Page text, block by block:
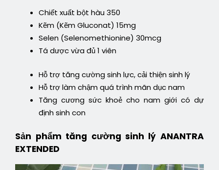
Chiết xuất bột hàu 350
Kẽm (Kẽm Gluconat) 15mg
Selen (Selenomethionine) 30mcg
Tá dược vừa đủ 1 viên
Hỗ trợ tăng cường sinh lực, cải thiện sinh lý
Hỗ trợ làm chậm quá trình mãn dục nam
Tăng cương sức khoẻ cho nam giới có dự
định sinh con
Sản phẩm tăng cường sinh lý ANANTRA
EXTENDED